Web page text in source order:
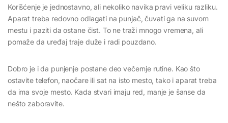
Korišćenje je jednostavno, ali nekoliko navika pravi veliku razliku.
Aparat treba redovno odlagati na punjač, čuvati ga na suvom
mestu i paziti da ostane čist. To ne traži mnogo vremena, ali
pomaže da uređaj traje duže i radi pouzdano.
Dobro je i da punjenje postane deo večernje rutine. Kao što
ostavite telefon, naočare ili sat na isto mesto, tako i aparat treba
da ima svoje mesto. Kada stvari imaju red, manje je šanse da
nešto zaboravite.